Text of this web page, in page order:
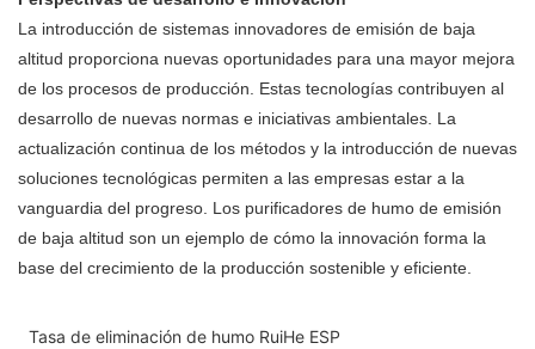
La introducción de sistemas innovadores de emisión de baja
altitud proporciona nuevas oportunidades para una mayor mejora
de los procesos de producción. Estas tecnologías contribuyen al
desarrollo de nuevas normas e iniciativas ambientales. La
actualización continua de los métodos y la introducción de nuevas
soluciones tecnológicas permiten a las empresas estar a la
vanguardia del progreso. Los purificadores de humo de emisión
de baja altitud son un ejemplo de cómo la innovación forma la
base del crecimiento de la producción sostenible y eficiente.
Tasa de eliminación de humo RuiHe ESP